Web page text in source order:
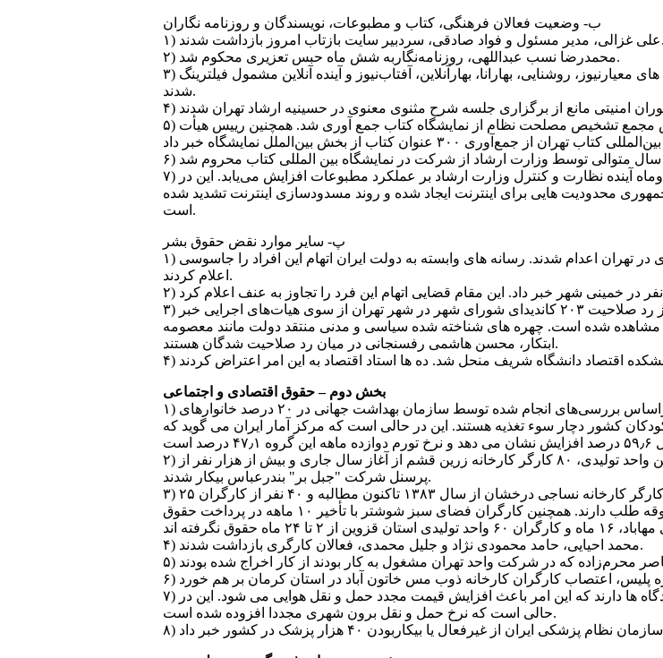
ب- وضعيت فعالان فرهنگی، کتاب و مطبوعات، نويسندگان و روزنامه نگاران
۱) علی غزالی، مدير مسئول و فواد صادقی، سردبير سايت بازتاب امروز بازداشت شدند.
۲) محمدرضا نسب عبداللهی، روزنامه‌نگاربه شش ماه حبس تعزيری محکوم شد.
۳) نشريه "عصر حضور" و سايت "بازتاب امروز" توقيف شدند. سايت های معيارنيوز، روشنايی، بهارانا، بهارآنلاين، آفتاب‌نيوز و آينده آنلاين مشمول فيلترينگ
شدند.
۵) کتاب "صراحت‌نامه" نوشته اکبر هاشمی رفسنجانی، رييس مجمع تشخيص مصلحت نظام از نمايشگاه کتاب جمع آوری شد. همچنين رييس هیأت
۷) معاون مطبوعاتی وزارت فرهنگ و ارشاد اسلامی گفت که در دوماه آينده نظارت‌ و کنترل وزارت ارشاد بر عملکرد مطبوعات افزايش می‌يابد. اين در
محدوديت هايی برای اينترنت ايجاد شده و روند مسدودسازی اينترنت تشديد شده
است.
پ- ساير موارد نقض حقوق بشر
۱) در ماه اسفند ۲ نفراعدام شده اند: محمد حيدری و کوروش احمدی در تهران اعدام شدند. رسانه های وابسته به دولت ايران اتهام اين افراد را جاسوسی
اعلام کردند.
۳) يک عضو هيات مرکزی نظارت بر انتخابات شورای شهر و روستا از رد صلاحيت ۲۰۳ کانديدای شورای شهر در شهر تهران از سوی هيات‌های اجرايی خبر
مشاهده شده است. چهره های شناخته شده سياسی و مدنی منتقد دولت مانند معصومه
ابتکار، محسن هاشمی رفسنجانی در ميان رد صلاحيت شدگان هستند.
بخش دوم – حقوق اقتصادی و اجتماعی
۱) وضعيت اقتصادی در ايران همچنان نامناسب گزارش می شود. براساس بررسی‌های انجام شده توسط سازمان بهداشت جهانی در ۲۰‌ درصد خانوارهای
کم غذايی به صورت مزمن وجود دارد و ۱۵‌درصد کودکان کشور دچار سوء تغذيه هستند. اين در حالی است که مرکز آمار ايران می گويد که
۲) با انحلال واحد توليدی صنايع اسوه ايران، ۵۳ کارگر رسمی اين واحد توليدی، ۸۰ کارگر کارخانه زرين قشم از آغاز سال جاری و بيش از هزار نفر از
پرسنل شرکت "جبل بر" بندرعباس بيکار شدند.
۳) ۲۵ کارگر کارخانه کنف کار رشت، ۲۲ ماه حقوق معوقه، حدود ۳۰ کارگر کارخانه نساجی درخشان از سال ۱۳۸۳ تاکنون مطالبه و ۴۰ نفر از کارگران
کارخانه پوشش گستر اردکان حدود يک سال حقوق و مزايای معوقه طلب دارند. همچنين کارگران فضای سبز شوشتر با تأخير ۱۰ ماهه در پرداخت حقوق
۴) محمد احيايی، حامد محمودی نژاد و جليل محمدی، فعالان کارگری بازداشت شدند.
۷) ايرلاين های ايران بيش از سی صد ميليارد تومان بدهی به فرودگاه ها دارند که اين امر باعث افزايش قيمت مجدد حمل و نقل هوايی می شود. اين در
حالی است که نرخ حمل و نقل برون شهری مجددا افزوده شده است.